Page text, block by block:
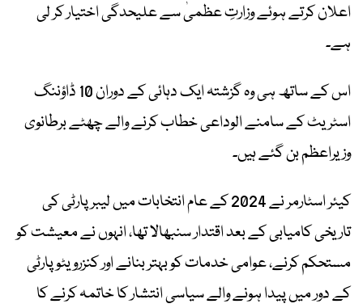
اعلان کرتے ہوئے وزارتِ عظمیٰ سے علیحدگی اختیار کر لی
ہے۔
اس کے ساتھ ہی وہ گزشتہ ایک دہائی کے دوران 10 ڈاؤننگ
اسٹریٹ کے سامنے الوداعی خطاب کرنے والے چھٹے برطانوی
وزیراعظم بن گئے ہیں۔
کیئر اسٹارمر نے 2024 کے عام انتخابات میں لیبر پارٹی کی
تاریخی کامیابی کے بعد اقتدار سنبھالا تھا، انہوں نے معیشت کو
مستحکم کرنے، عوامی خدمات کو بہتر بنانے اور کنزرویٹو پارٹی
کے دور میں پیدا ہونے والے سیاسی انتشار کا خاتمہ کرنے کا